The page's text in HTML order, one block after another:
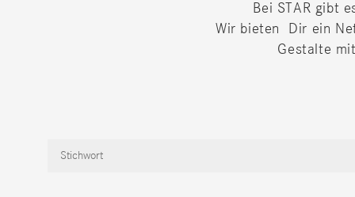
Bei STAR gibt
Wir bieten Dir ein
Gestalte